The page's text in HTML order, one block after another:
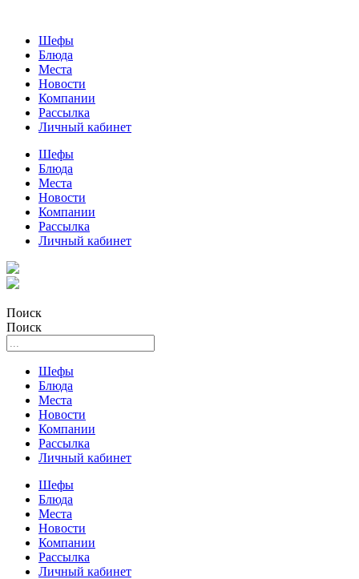
Шефы
Блюда
Места
Новости
Компании
Рассылка
Личный кабинет
Шефы
Блюда
Места
Новости
Компании
Рассылка
Личный кабинет
Поиск
Поиск
Шефы
Блюда
Места
Новости
Компании
Рассылка
Личный кабинет
Шефы
Блюда
Места
Новости
Компании
Рассылка
Личный кабинет